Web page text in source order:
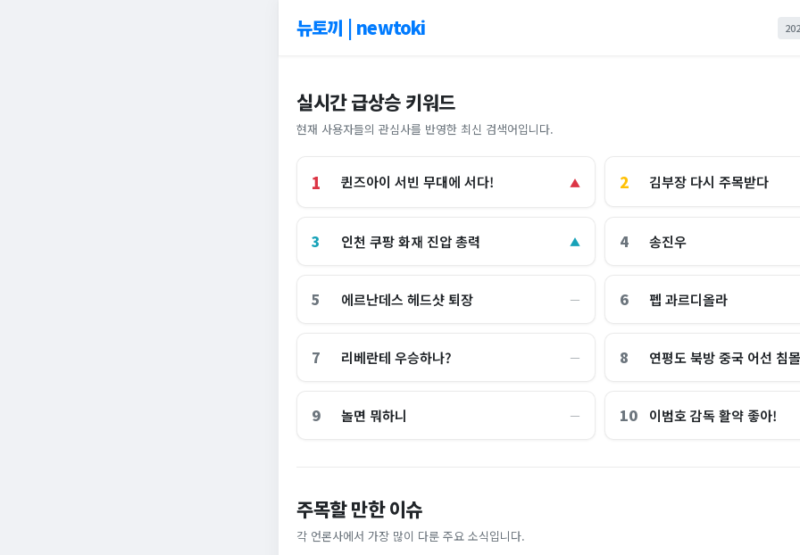
뉴토끼 | newtoki
실시간 급상승 키워드
현재 사용자들의 관심사를 반영한 최신 검색어입니다.
1 퀸즈아이 서빈 무대에 서다! ▲ 2 김부장 다시 주목받다
3 인천 쿠팡 화재 진압 총력 ▲ 4 송진우
5 에르난데스 헤드샷 퇴장 ― 6 펩 과르디올라
7 리베란테 우승하나? ― 8 연평도 북방 중국 어선 침몰
9 놀면 뭐하니 ― 10 이범호 감독 활약 좋아!
주목할 만한 이슈
각 언론사에서 가장 많이 다룬 주요 소식입니다.
홈플러스, 2000억원으로 '시간'을 샀다
비즈워치
[날씨] 오늘 밤 또 내린다...내륙 중심 최대 150mm